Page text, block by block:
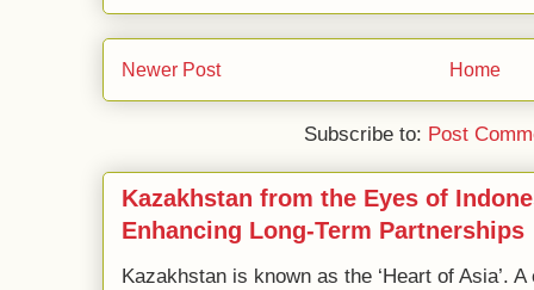
Newer Post Home
Subscribe to: Post
Kazakhstan from the Eyes of
Enhancing Long-Term Partnerships
Kazakhstan is known as the ‘Heart of Asia’.